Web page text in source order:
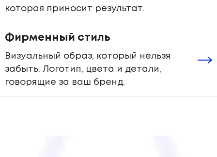
которая приносит результат.
Фирменный стиль
Визуальный образ, который нельзя
забыть. Логотип, цвета и детали,
говорящие за ваш бренд.